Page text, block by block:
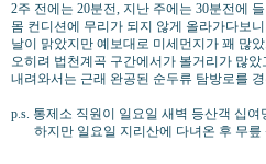
2주 전에는 20분전, 지난 주에는 30분전에
몸 컨디션에 무리가 되지 않게 올라가다보
날이 맑았지만 예보대로 미세먼지가 꽤 많
오히려 법천계곡 구간에서가 볼거리가 많
내려와서는 근래 완공된 순두류 탐방로를
p.s. 통제소 직원이 일요일 새벽 등산객 십여
하지만 일요일 지리산에 다녀온 후 무릎